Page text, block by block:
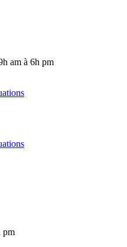
am à 6h pm
pm